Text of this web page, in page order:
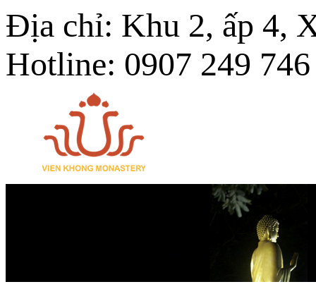
Địa chỉ: Khu 2, ấp 4,
Hotline: 0907 249 746